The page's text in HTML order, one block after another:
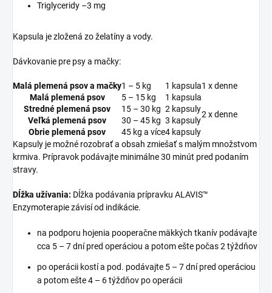
Triglyceridy –3 mg
Kapsula je zložená zo želatíny a vody.
Dávkovanie pre psy a mačky:
Malá plemená psov a mačky1 – 5 kg 1 kapsula1 x denne
Malá plemená psov
5 – 15 kg
1 kapsula
2 x denne
Stredné plemená psov 15 – 30 kg 2 kapsuly
Veľká plemená psov
30 – 45 kg 3 kapsuly
Obrie plemená psov
45 kg a více4 kapsuly
Kapsuly je možné rozobrať a obsah zmiešať s malým množstvom
krmiva. Prípravok podávajte minimálne 30 minút pred podaním
stravy.
Dĺžka užívania: Dĺžka podávania prípravku ALAVIS™
Enzymoterapie závisí od indikácie.
na podporu hojenia pooperačne mäkkých tkanív podávajte
cca 5 – 7 dní pred operáciou a potom ešte počas 2 týždňov
po operácii kostí a pod. podávajte 5 – 7 dní pred operáciou
a potom ešte 4 – 6 týždňov po operácii